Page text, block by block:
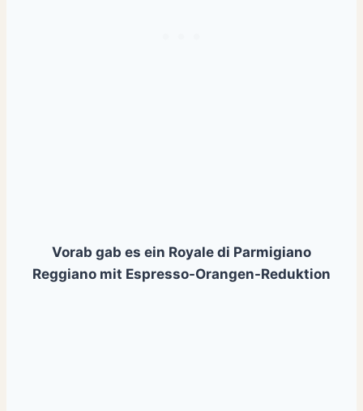
Vorab gab es ein Royale di Parmigiano
Reggiano mit Espresso-Orangen-Reduktion